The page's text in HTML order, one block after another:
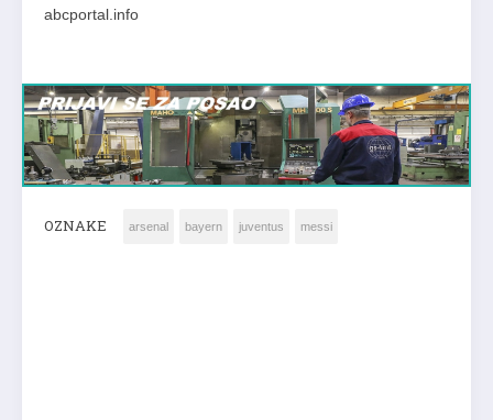
abcportal.info
OZNAKE arsenal bayern juventus messi